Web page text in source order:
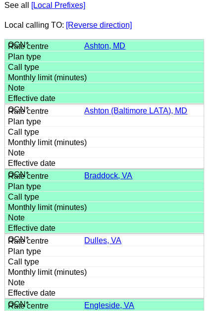
See all [Local Prefixes]
Local calling TO: [Reverse direction]
Ashton, MD
Ashton (Baltimore LATA), MD
Braddock, VA
Dulles, VA
Engleside, VA